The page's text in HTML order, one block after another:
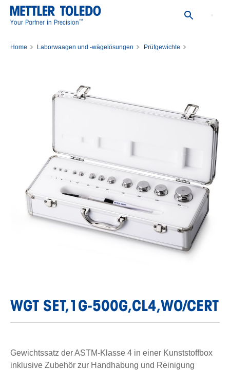
Your Partner in Precision™
Home Laborwaagen und -wägelösungen
Prüfgewichte
WGT SET,1G-500G,CL4,WO/CERT
Gewichtssatz der ASTM-Klasse 4 in einer Kunststoffbox
inklusive Zubehör zur Handhabung und Reinigung